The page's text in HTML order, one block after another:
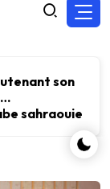
son
sahraouie